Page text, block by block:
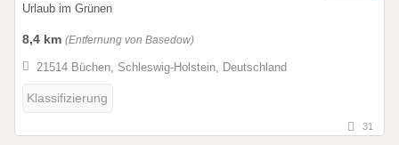
Urlaub im Grünen
8,4 km (Entfernung von Basedow)
21514 Büchen, Schleswig-Holstein, Deutschland
Klassifizierung
31